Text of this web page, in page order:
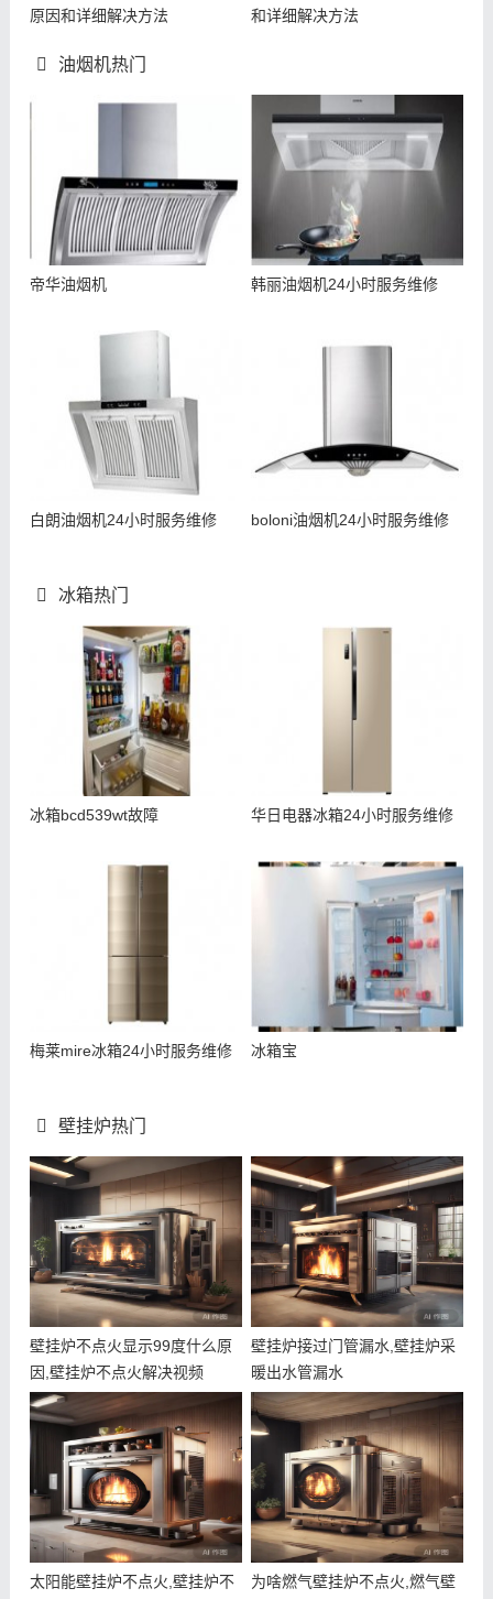
原因和详细解决方法
和详细解决方法
油烟机热门
帝华油烟机 韩丽油烟机24小时服务维修
白朗油烟机24小时服务维修 boloni油烟机24小时服务维修
冰箱热门
冰箱bcd539wt故障 华日电器冰箱24小时服务维修
梅莱mire冰箱24小时服务维修 冰箱宝
壁挂炉热门
壁挂炉不点火显示99度什么原
因,壁挂炉不点火解决视频
壁挂炉接过门管漏水,壁挂炉采
暖出水管漏水
太阳能壁挂炉不点火,壁挂炉不 为啥燃气壁挂炉不点火,燃气壁